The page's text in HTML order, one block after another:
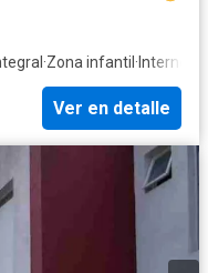
·Zona infantil · Internet
Ver en detalle